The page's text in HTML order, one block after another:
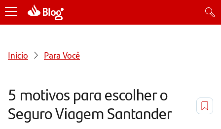
Início Para Você
5 motivos para escolher o
Seguro Viagem Santander